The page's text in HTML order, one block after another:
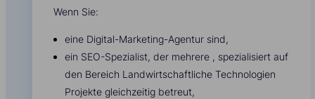
Wenn Sie:
eine Digital-Marketing-Agentur sind,
ein SEO-Spezialist, der mehrere , spezialisiert auf
den Bereich Landwirtschaftliche Technologien
Projekte gleichzeitig betreut,